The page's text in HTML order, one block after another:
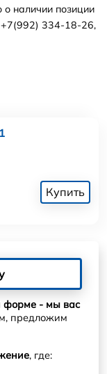
наличии позиции
+7(992) 334-18-26,
Купить
форме - мы вас
предложим
, где: